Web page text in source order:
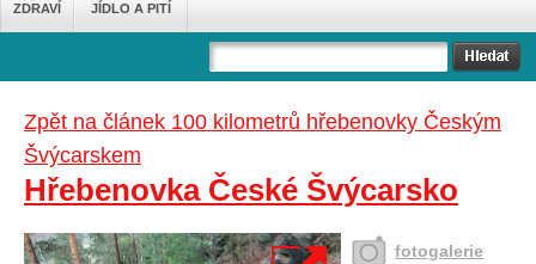
ZDRAVÍ JÍDLO A PITÍ
Zpět na článek 100 kilometrů hřebenovky Českým
Švýcarskem
Hřebenovka České Švýcarsko
fotogalerie